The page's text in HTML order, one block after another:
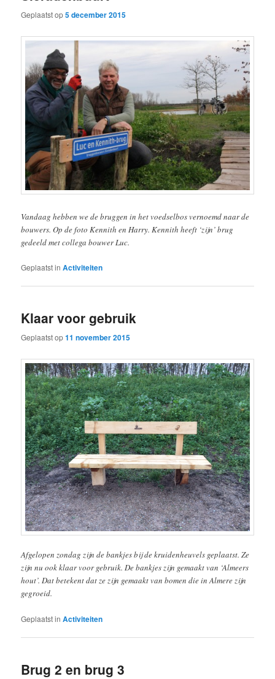
Geplaatst op5 december 2015
Vandaag hebben we de bruggen in het voedselbos vernoemd naar de
bouwers. Op de foto Kennith en Harry. Kennith heeft ‘zijn’ brug
gedeeld met collega bouwer Luc.
Geplaatst in Activiteiten
Klaar voor gebruik
Geplaatst op11 november 2015
Afgelopen zondag zijn de bankjes bij de kruidenheuvels geplaatst. Ze
zijn nu ook klaar voor gebruik. De bankjes zijn gemaakt van ‘Almeers
hout’. Dat betekent dat ze zijn gemaakt van bomen die in Almere zijn
gegroeid.
Geplaatst in Activiteiten
Brug 2 en brug 3